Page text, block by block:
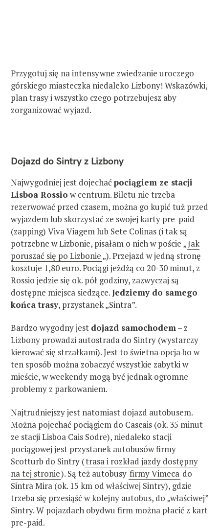
Przygotuj się na intensywne zwiedzanie uroczego
górskiego miasteczka niedaleko Lizbony! Wskazówki,
plan trasy i wszystko czego potrzebujesz aby
zorganizować wyjazd.
Dojazd do Sintry z Lizbony
Najwygodniej jest dojechaćpociągiem ze stacji
Lisboa Rossio w centrum. Biletu nie trzeba
rezerwować przed czasem, można go kupić tuż przed
wyjazdem lub skorzystać ze swojej karty pre-paid
(zapping) Viva Viagem lub Sete Colinas (i tak są
potrzebne w Lizbonie, pisałam o nich w poście „Jak
poruszać się po Lizbonie„). Przejazd w jedną stronę
kosztuje 1,80 euro. Pociągi jeżdżą co 20-30 minut, z
Rossio jedzie się ok. pół godziny, zazwyczaj są
dostępne miejsca siedzące.Jedziemy do samego
końca trasy, przystanek „Sintra”.
Bardzo wygodny jest dojazd samochodem– z
Lizbony prowadzi autostrada do Sintry (wystarczy
kierować się strzałkami). Jest to świetna opcja bo w
ten sposób można zobaczyć wszystkie zabytki w
mieście, w weekendy mogą być jednak ogromne
problemy z parkowaniem.
Najtrudniejszy jest natomiast dojazd autobusem.
Można pojechać pociągiem do Cascais (ok. 35 minut
ze stacji Lisboa Cais Sodre), niedaleko stacji
pociągowej jest przystanek autobusów firmy
Scotturb do Sintry (trasa i rozkład jazdy dostępny
na tej stronie). Są też autobusy firmy Vimeca do
Sintra Mira (ok. 15 km od właściwej Sintry), gdzie
trzeba się przesiąść w kolejny autobus, do „właściwej”
Sintry. W pojazdach obydwu firm można płacić z kart
pre-paid.